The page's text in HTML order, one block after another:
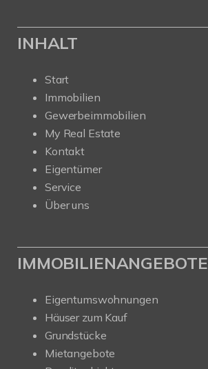
INHALT
Start
Immobilien
Gewerbeimmobilien
My Real Estate
Kontakt
Eigentümer
Service
Über uns
IMMOBILIENANGEBOTE
Eigentumswohnungen
Häuser zum Kauf
Grundstücke
Mietangebote